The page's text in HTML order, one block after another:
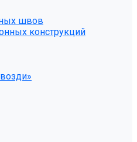
швов
конструкций